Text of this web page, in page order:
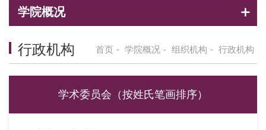
学院概况
首页 - 学院概况 - 组织机构 - 行政机构
行政机构
学术委员会（按姓氏笔画排序）